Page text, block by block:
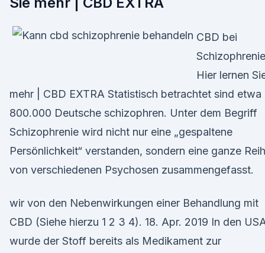
CBD bei
Hier lernen
mehr | CBD EXTRA Statistisch betrachtet sind etwa
800.000 Deutsche schizophren. Unter dem Begriff
Schizophrenie wird nicht nur eine „gespaltene
Persönlichkeit“ verstanden, sondern eine ganze
von verschiedenen Psychosen zusammengefasst.
wir von den Nebenwirkungen einer Behandlung mit
CBD (Siehe hierzu 1 2 3 4). 18. Apr. 2019 In den
wurde der Stoff bereits als Medikament zur